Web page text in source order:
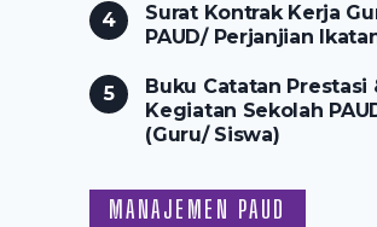
Surat Kontrak Kerja
PAUD/ Perjanjian
Buku Catatan Prestasi
Kegiatan Sekolah
(Guru/ Siswa)
MANAJEMEN PAUD